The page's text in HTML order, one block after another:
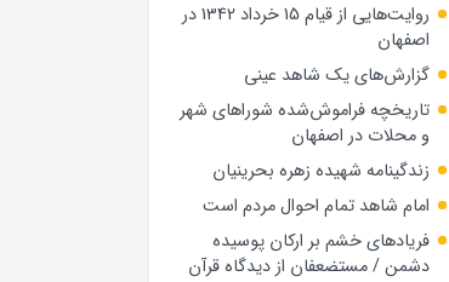
روایت‌هایی از قیام 15 خرداد 1342 در
اصفهان
گزارش‌های یک شاهد عینی
تاریخچه فراموش‌شده شوراهای شهر
و محلات در اصفهان
زندگینامه شهيده زهره بحرينيان
امام شاهد تمام احوال مردم است
فریادهای خشم بر ارکان پوسیده
دشمن / مستضعفان از دیدگاه قرآن